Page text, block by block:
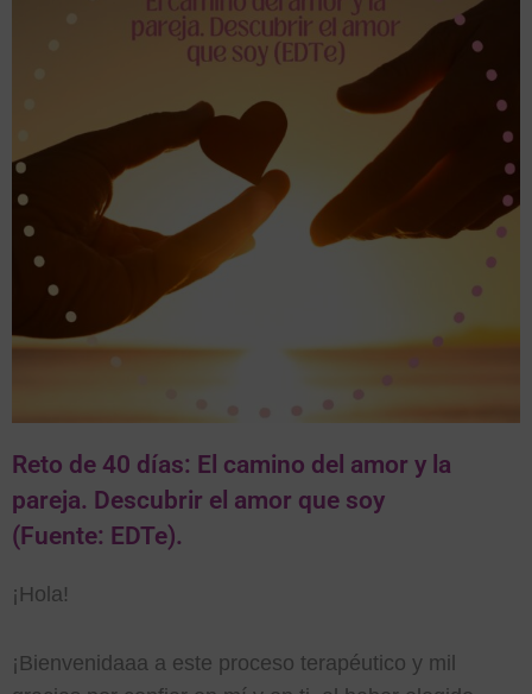
Reto de 40 días: El camino del amor y la
pareja. Descubrir el amor que soy
(Fuente: EDTe).
¡Hola!
¡Bienvenidaaa a este proceso terapéutico y mil